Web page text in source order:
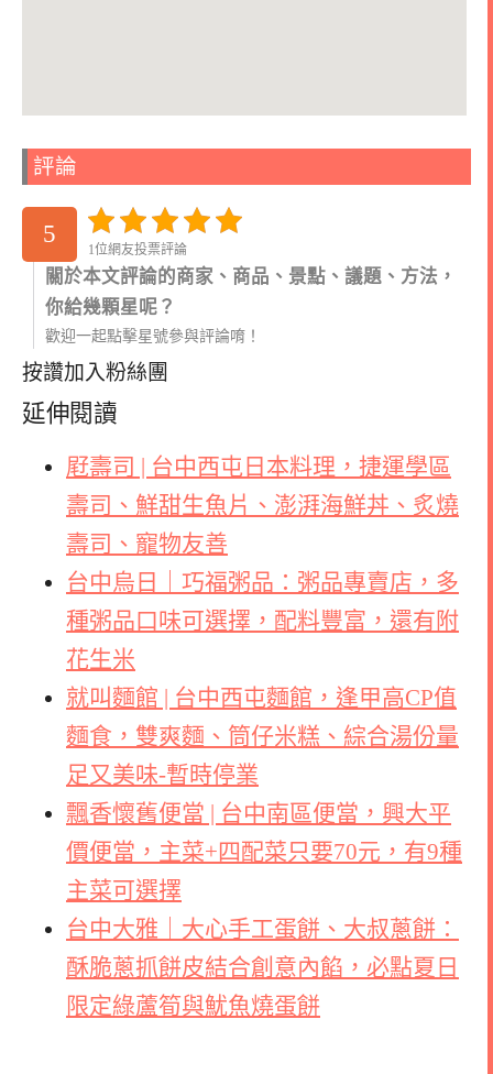
評論
5
1位網友投票評論
關於本文評論的商家、商品、景點、議題、方法，
你給幾顆星呢？
歡迎一起點擊星號參與評論唷！
按讚加入粉絲團
延伸閱讀
屘壽司 | 台中西屯日本料理，捷運學區
壽司、鮮甜生魚片、澎湃海鮮丼、炙燒
壽司、寵物友善
台中烏日｜巧福粥品：粥品專賣店，多
種粥品口味可選擇，配料豐富，還有附
花生米
就叫麵館 | 台中西屯麵館，逢甲高CP值
麵食，雙爽麵、筒仔米糕、綜合湯份量
足又美味-暫時停業
飄香懷舊便當 | 台中南區便當，興大平
價便當，主菜+四配菜只要70元，有9種
主菜可選擇
台中大雅｜大心手工蛋餅、大叔蔥餅：
酥脆蔥抓餅皮結合創意內餡，必點夏日
限定綠蘆筍與魷魚燒蛋餅